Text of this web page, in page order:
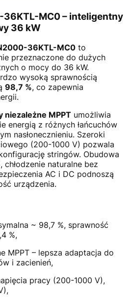
36KTL-MC0 – inteligentny
36 kW
36KTL-MC0 to
przeznaczone do dużych
o mocy do 36 kW.
wysoką sprawnością
98,7 %, co zapewnia
niezależne MPPT umożliwia
energią z różnych łańcuchów
nasłonecznieniu. Szeroki
(200-1000 V) pozwala
stringów. Obudowa
, chłodzenie naturalne bez
AC i DC podnoszą
urządzenia.
~ 98,7 %, sprawność
%,
MPPT – lepsza adaptacja do
i zacienień,
pracy (200-1000 V),